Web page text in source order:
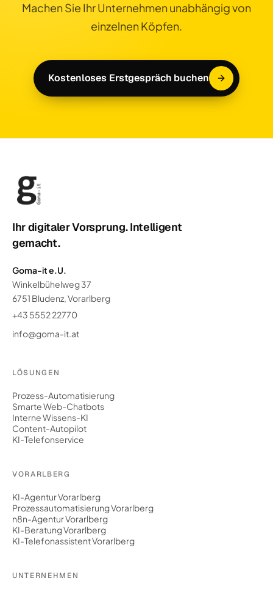
Machen Sie Ihr Unternehmen unabhängig von
einzelnen Köpfen.
Kostenloses Erstgespräch buchen
Ihr digitaler Vorsprung. Intelligent
gemacht.
Goma-it e.U.
Winkelbühelweg 37
6751 Bludenz, Vorarlberg
+43 5552 22770
info@goma-it.at
LÖSUNGEN
Prozess-Automatisierung
Smarte Web-Chatbots
Interne Wissens-KI
Content-Autopilot
KI-Telefonservice
VORARLBERG
KI-Agentur Vorarlberg
Prozessautomatisierung Vorarlberg
n8n-Agentur Vorarlberg
KI-Beratung Vorarlberg
KI-Telefonassistent Vorarlberg
UNTERNEHMEN